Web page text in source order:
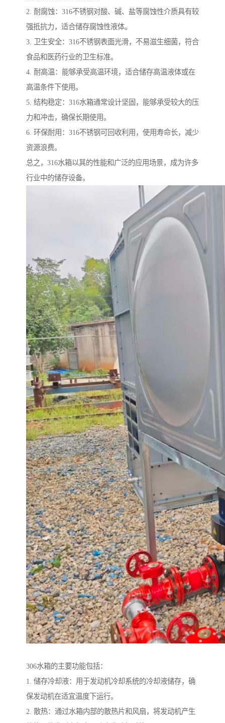
2. 耐腐蚀：316不锈钢对酸、碱、盐等腐蚀性介质具有较
强抵抗力，适合储存腐蚀性液体。
3. 卫生安全：316不锈钢表面光滑，不易滋生细菌，符合
食品和医药行业的卫生标准。
4. 耐高温：能够承受高温环境，适合储存高温液体或在
高温条件下使用。
5. 结构稳定：316水箱通常设计坚固，能够承受较大的压
力和冲击，确保长期使用。
6. 环保耐用：316不锈钢可回收利用，使用寿命长，减少
资源浪费。
总之，316水箱以其的性能和广泛的应用场景，成为许多
行业中的储存设备。
306水箱的主要功能包括：
1. 储存冷却液：用于发动机冷却系统的冷却液储存，确
保发动机在适宜温度下运行。
2. 散热：通过水箱内部的散热片和风扇，将发动机产生